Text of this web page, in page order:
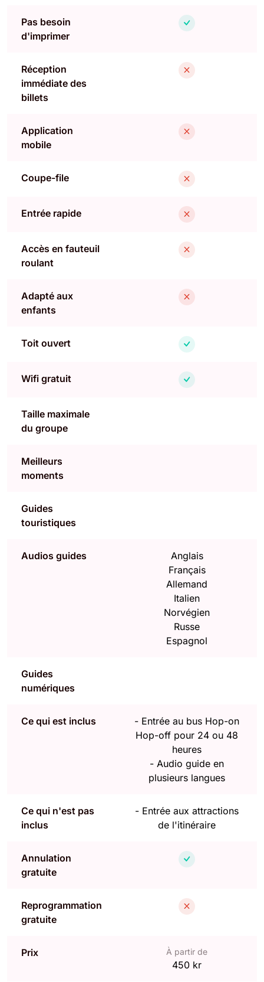
Pas besoin
d'imprimer
Réception
immédiate des
billets
Application
mobile
Coupe-file
Entrée rapide
Accès en fauteuil
roulant
Adapté aux
enfants
Toit ouvert
Wifi gratuit
Taille maximale
du groupe
Meilleurs
moments
Guides
touristiques
Audios guides
Anglais
Français
Allemand
Italien
Norvégien
Russe
Espagnol
Guides
numériques
Ce qui est inclus - Entrée au bus Hop-on
Hop-off pour 24 ou 48
heures
- Audio guide en
plusieurs langues
Ce qui n'est pas
inclus
- Entrée aux attractions
de l'itinéraire
Annulation
gratuite
Reprogrammation
gratuite
Prix À partir de
450 kr